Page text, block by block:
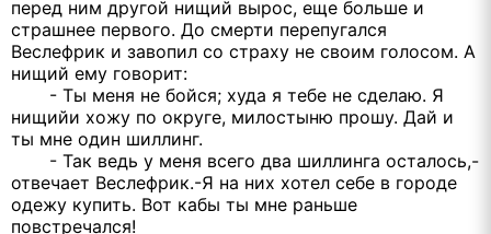
перед ним другой нищий вырос, еще больше и
страшнее первого. До смерти перепугался
Веслефрик и завопил со страху не своим голосом. А
нищий ему говорит:
- Ты меня не бойся; худа я тебе не сделаю. Я
нищийи хожу по округе, милостыню прошу. Дай и
ты мне один шиллинг.
- Так ведь у меня всего два шиллинга осталось,-
отвечает Веслефрик.-Я на них хотел себе в городе
одежу купить. Вот кабы ты мне раньше
повстречался!